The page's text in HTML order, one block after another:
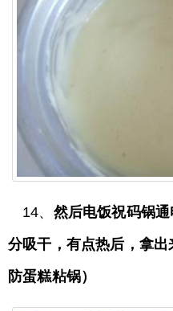
14、 然后电饭祝码锅
分吸干，有点热后，拿
防蛋糕粘锅）